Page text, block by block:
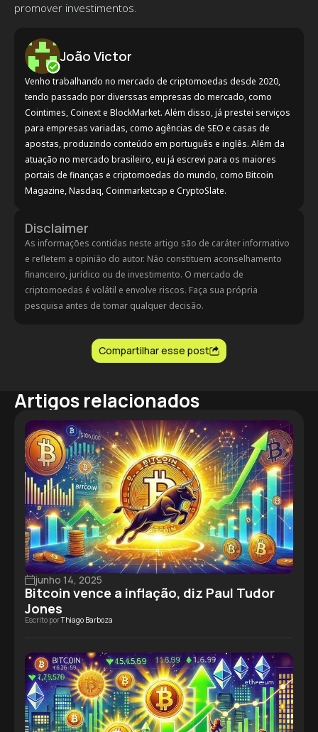
promover investimentos.
João Victor
Venho trabalhando no mercado de criptomoedas desde 2020,
tendo passado por diverssas empresas do mercado, como
Cointimes, Coinext e BlockMarket. Além disso, já prestei serviços
para empresas variadas, como agências de SEO e casas de
apostas, produzindo conteúdo em português e inglês. Além da
atuação no mercado brasileiro, eu já escrevi para os maiores
portais de finanças e criptomoedas do mundo, como Bitcoin
Magazine, Nasdaq, Coinmarketcap e CryptoSlate.
Disclaimer
As informações contidas neste artigo são de caráter informativo
e refletem a opinião do autor. Não constituem aconselhamento
financeiro, jurídico ou de investimento. O mercado de
criptomoedas é volátil e envolve riscos. Faça sua própria
pesquisa antes de tomar qualquer decisão.
Compartilhar esse post
Artigos relacionados
junho 14, 2025
Bitcoin vence a inflação, diz Paul Tudor
Jones
Escrito porThiago Barboza